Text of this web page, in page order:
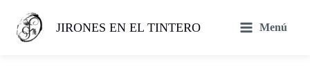
contenido
JIRONES EN EL TINTERO Menú